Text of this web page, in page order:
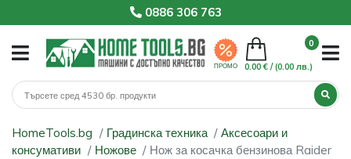
0886 306 763
ПРОМО
0
0.00 € /(0.00 лв.)
HomeTools.bg Градинска техника
Аксесоари и
консумативи
Ножове
Нож за косачка бензинова Raider